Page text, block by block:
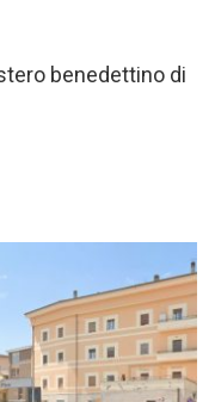
benedettino di